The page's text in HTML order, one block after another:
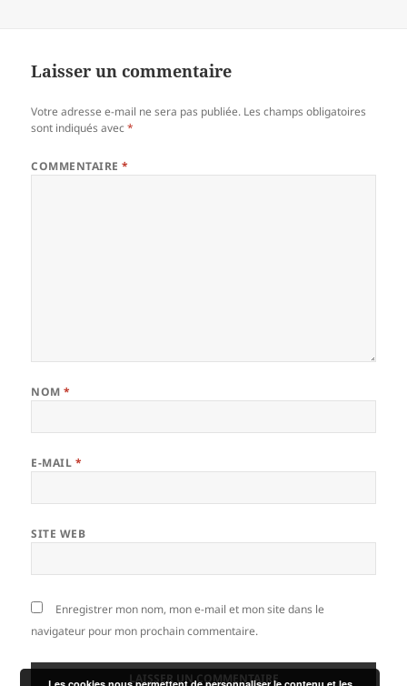
Laisser un commentaire
Votre adresse e-mail ne sera pas publiée. Les champs obligatoires
sont indiqués avec*
COMMENTAIRE*
NOM*
E-MAIL *
SITE WEB
Enregistrer mon nom, mon e-mail et mon site dans le
navigateur pour mon prochain commentaire.